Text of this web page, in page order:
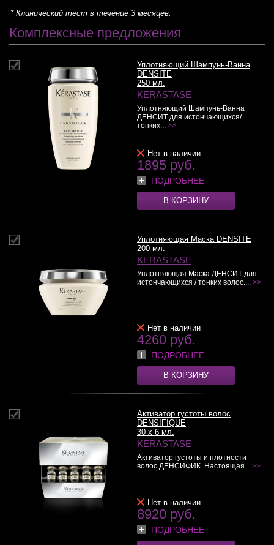
* Клинический тест в течение 3 месяцев.
Комплексные предложения
Уплотняющий Шампунь-Ванна
DENSITE
250 мл.
KERASTASE
Уплотняющий Шампунь-Ванна
ДЕНСИТ для истончающихся/
тонких... >>
Нет в наличии
1895 руб.
ПОДРОБНЕЕ
В КОРЗИНУ
Уплотняющая Маска DENSITE
200 мл.
KERASTASE
Уплотняющая Маска ДЕНСИТ для
истончающихся / тонких волос.... >>
Нет в наличии
4260 руб.
ПОДРОБНЕЕ
В КОРЗИНУ
Активатор густоты волос
DENSIFIQUE
30 x 6 мл.
KERASTASE
Активатор густоты и плотности
волос ДЕНСИФИК. Настоящая... >>
Нет в наличии
8920 руб.
ПОДРОБНЕЕ